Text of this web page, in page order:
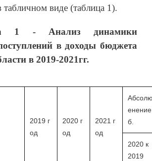
табличном виде (таблица 1).
1 - Анализ динамики
в доходы бюджета
в 2019-2021гг.
2019 г
од
2020 г
од
2021 г
од
б.
2020 к
2019